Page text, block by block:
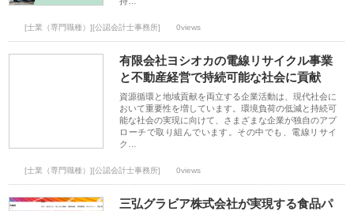
[士業（専門職種）][公認会計士事務所] 0views
有限会社ヨシオカの電線リサイクル事業
と不動産経営で持続可能な社会に貢献
資源循環と地域貢献を両立する企業活動は、現代社会に
おいて重要性を増しています。環境負荷の低減と持続可
能な社会の実現に向けて、さまざまな企業が独自のアプ
ローチで取り組んでいます。その中でも、電線リサイ
ク…
[士業（専門職種）][公認会計士事務所] 0views
三弘グラビア株式会社が実現する食品パ